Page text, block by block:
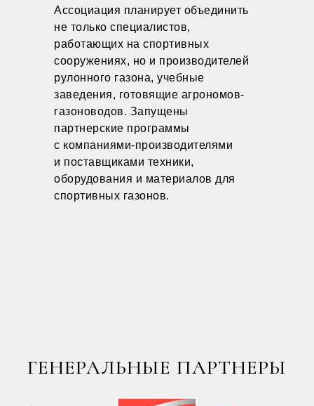
Ассоциация планирует объединить
не только специалистов,
работающих на спортивных
сооружениях, но и производителей
рулонного газона, учебные
заведения, готовящие агрономов-
газоноводов. Запущены
партнерские программы
с компаниями-производителями
и поставщиками техники,
оборудования и материалов для
спортивных газонов.
ГЕНЕРАЛЬНЫЕ ПАРТНЕРЫ